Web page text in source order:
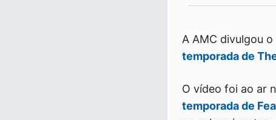
A AMC divulgou
temporada de
O vídeo foi ao ar
temporada de